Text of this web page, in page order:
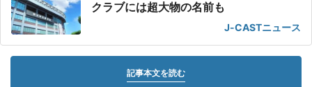
クラブには超大物の名前も
J-CASTニュース
記事本文を読む